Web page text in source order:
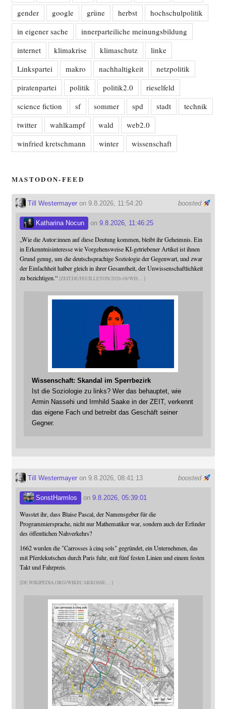
gender google grüne herbst
hochschulpolitik
in eigener sache
innerparteiliche meinungsbildung
internet
klimakrise klimaschutz
linke
Linkspartei
makro nachhaltigkeit
netzpolitik
piratenpartei
politik politik2.0
rieselfeld
science fiction
sf sommer spd stadt
technik
twitter
wahlkampf wald
web2.0
winfried kretschmann
winter wissenschaft
MASTODON-FEED
boosted
Till Westermayeron 9.8.2026, 11:54:20
Katharina Nocun on 9.8.2026, 11:46:25
„Wie die Autor:innen auf diese Deutung kommen, bleibt ihr Geheimnis. Ein
in Erkenntnisinteresse wie Vorgehensweise KI-getriebener Artikel ist ihnen
Grund genug, um die deutschsprachige Soziologie der Gegenwart, und zwar
der Einfachheit halber gleich in ihrer Gesamtheit, der Unwissenschaftlichkeit
zu bezichtigen.“ ZEIT.DE/FEUILLETON/2026-08/WIS
Wissenschaft: Skandal im Sperrbezirk
Ist die Soziologie zu links? Wer das behauptet, wie
Armin Nassehi und Irmhild Saake in der ZEIT, verkennt
das eigene Fach und betreibt das Geschäft seiner
Gegner.
boosted
Till Westermayeron 9.8.2026, 08:41:13
SonstHarmlos on 9.8.2026, 05:39:01
Wusstet ihr, dass Blaise Pascal, der Namensgeber für die
Programmiersprache, nicht nur Mathematiker war, sondern auch der Erfinder
des öffentlichen Nahverkehrs?
1662 wurden die "Carrosses à cinq sols" gegründet, ein Unternehmen, das
mit Pferdekutschen durch Paris fuhr, mit fünf festen Linien und einem festen
Takt und Fahrpreis.
DE.WIKIPEDIA.ORG/WIKI/CARROSSE